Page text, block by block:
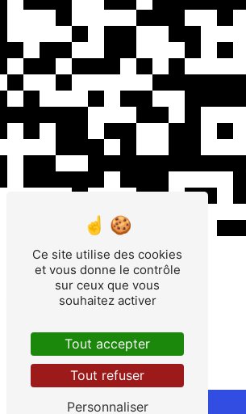
Ce site utilise des cookies
et vous donne le contrôle
sur ceux que vous
souhaitez activer
Tout accepter
Tout refuser
Personnaliser